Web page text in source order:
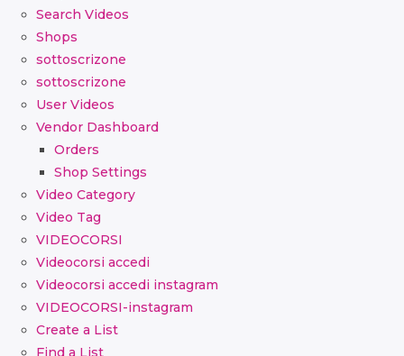
Search Videos
Shops
sottoscrizone
sottoscrizone
User Videos
Vendor Dashboard
Orders
Shop Settings
Video Category
Video Tag
VIDEOCORSI
Videocorsi accedi
Videocorsi accedi instagram
VIDEOCORSI-instagram
Create a List
Find a List